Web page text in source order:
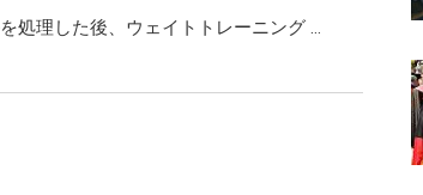
処理した後、ウェイトトレーニング …